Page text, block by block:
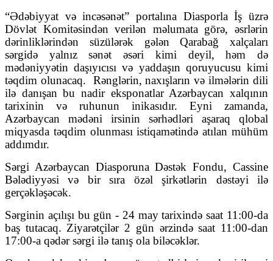
“Ədəbiyyat və incəsənət” portalına Diasporla İş üzrə
Dövlət Komitəsindən verilən məlumata görə, əsrlərin
dərinliklərindən süzülərək gələn Qarabağ xalçaları
sərgidə yalnız sənət əsəri kimi deyil, həm də
mədəniyyətin daşıyıcısı və yaddaşın qoruyucusu kimi
təqdim olunacaq.
Rənglərin, naxışların və ilmələrin dili
ilə danışan bu nadir eksponatlar Azərbaycan xalqının
tarixinin və ruhunun inikasıdır. Eyni zamanda,
Azərbaycan mədəni irsinin sərhədləri aşaraq qlobal
miqyasda təqdim olunması istiqamətində atılan mühüm
addımdır.
Sərgi Azərbaycan Diasporuna Dəstək Fondu, Cassine
Bələdiyyəsi və bir sıra özəl şirkətlərin dəstəyi ilə
gerçəkləşəcək.
Sərginin açılışı bu gün - 24 may tarixində saat 11:00-da
baş tutacaq. Ziyarətçilər 2 gün ərzində saat 11:00-dan
17:00-a qədər sərgi ilə tanış ola biləcəklər.